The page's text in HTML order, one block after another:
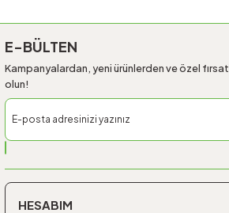
E-BÜLTEN
Kampanyalardan, yeni ürünlerden ve özel
olun!
HESABIM